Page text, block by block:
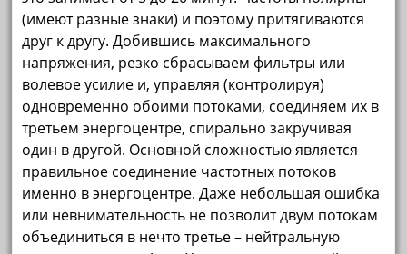
(имеют разные знаки) и поэтому притягиваются
друг к другу. Добившись максимального
напряжения, резко сбрасываем фильтры или
волевое усилие и, управляя (контролируя)
одновременно обоими потоками, соединяем их в
третьем энергоцентре, спирально закручивая
один в другой. Основной сложностью является
правильное соединение частотных потоков
именно в энергоцентре. Даже небольшая ошибка
или невнимательность не позволит двум потокам
объединиться в нечто третье – нейтральную